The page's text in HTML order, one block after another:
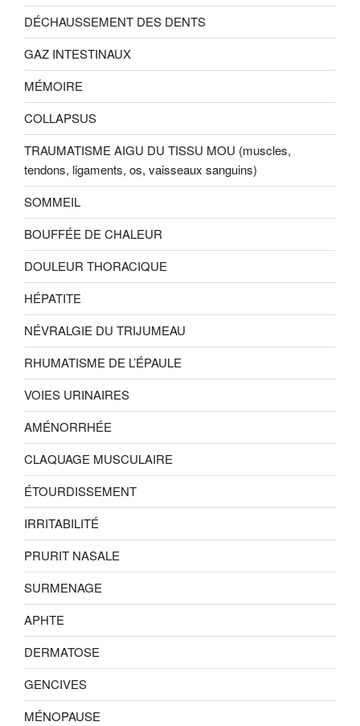
DÉCHAUSSEMENT DES DENTS
GAZ INTESTINAUX
MÉMOIRE
COLLAPSUS
TRAUMATISME AIGU DU TISSU MOU (muscles,
tendons, ligaments, os, vaisseaux sanguins)
SOMMEIL
BOUFFÉE DE CHALEUR
DOULEUR THORACIQUE
HÉPATITE
NÉVRALGIE DU TRIJUMEAU
RHUMATISME DE L’ÉPAULE
VOIES URINAIRES
AMÉNORRHÉE
CLAQUAGE MUSCULAIRE
ÉTOURDISSEMENT
IRRITABILITÉ
PRURIT NASALE
SURMENAGE
APHTE
DERMATOSE
GENCIVES
MÉNOPAUSE